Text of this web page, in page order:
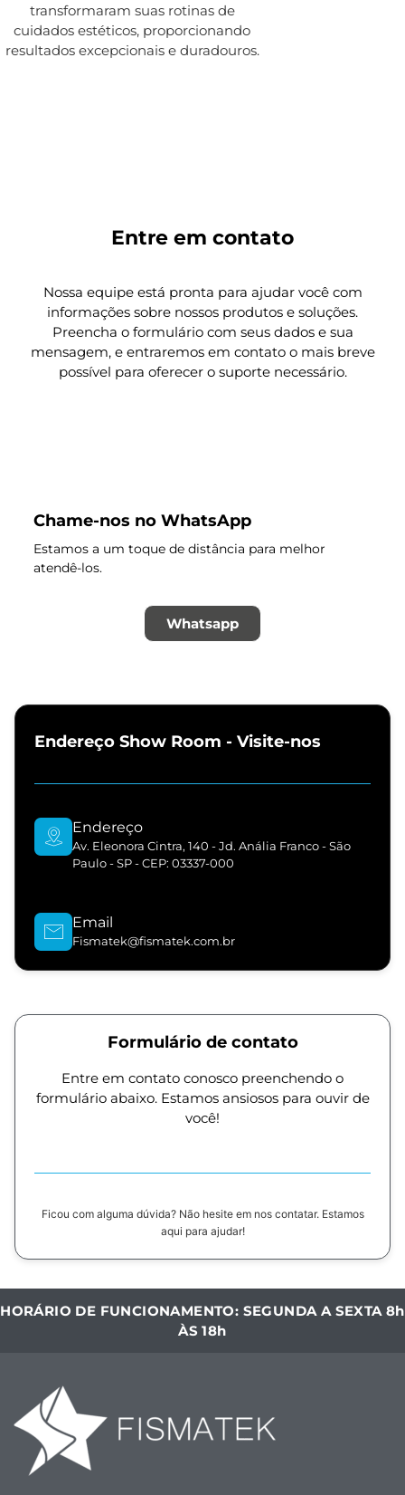
transformaram suas rotinas de
cuidados estéticos, proporcionando
resultados excepcionais e duradouros.
Entre em contato
Nossa equipe está pronta para ajudar você com
informações sobre nossos produtos e soluções.
Preencha o formulário com seus dados e sua
mensagem, e entraremos em contato o mais breve
possível para oferecer o suporte necessário.
Chame-nos no WhatsApp
Estamos a um toque de distância para melhor
atendê-los.
Whatsapp
Endereço Show Room - Visite-nos
Endereço
Av. Eleonora Cintra, 140 - Jd. Anália Franco - São
Paulo - SP - CEP: 03337-000
Email
Fismatek@fismatek.com.br
Formulário de contato
Entre em contato conosco preenchendo o
formulário abaixo. Estamos ansiosos para ouvir de
você!
Ficou com alguma dúvida? Não hesite em nos contatar. Estamos
aqui para ajudar!
HORÁRIO DE FUNCIONAMENTO: SEGUNDA A SEXTA 8h
ÀS 18h